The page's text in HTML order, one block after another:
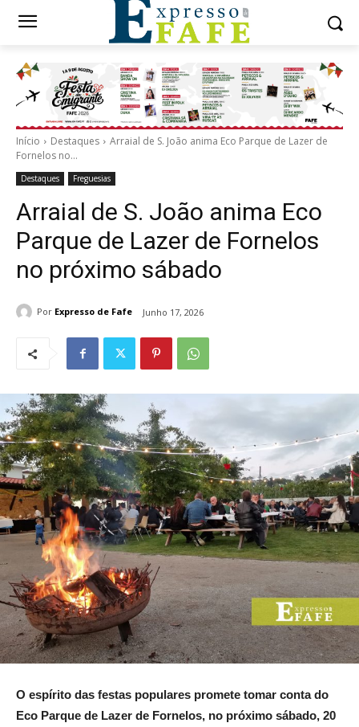
Início Destaques
Arraial de S. João anima Eco Parque de Lazer de
Fornelos no...
Destaques Freguesias
Arraial de S. João anima Eco
Parque de Lazer de Fornelos
no próximo sábado
Por Expresso de Fafe Junho 17, 2026
O espírito das festas populares promete tomar conta do
Eco Parque de Lazer de Fornelos, no próximo sábado, 20